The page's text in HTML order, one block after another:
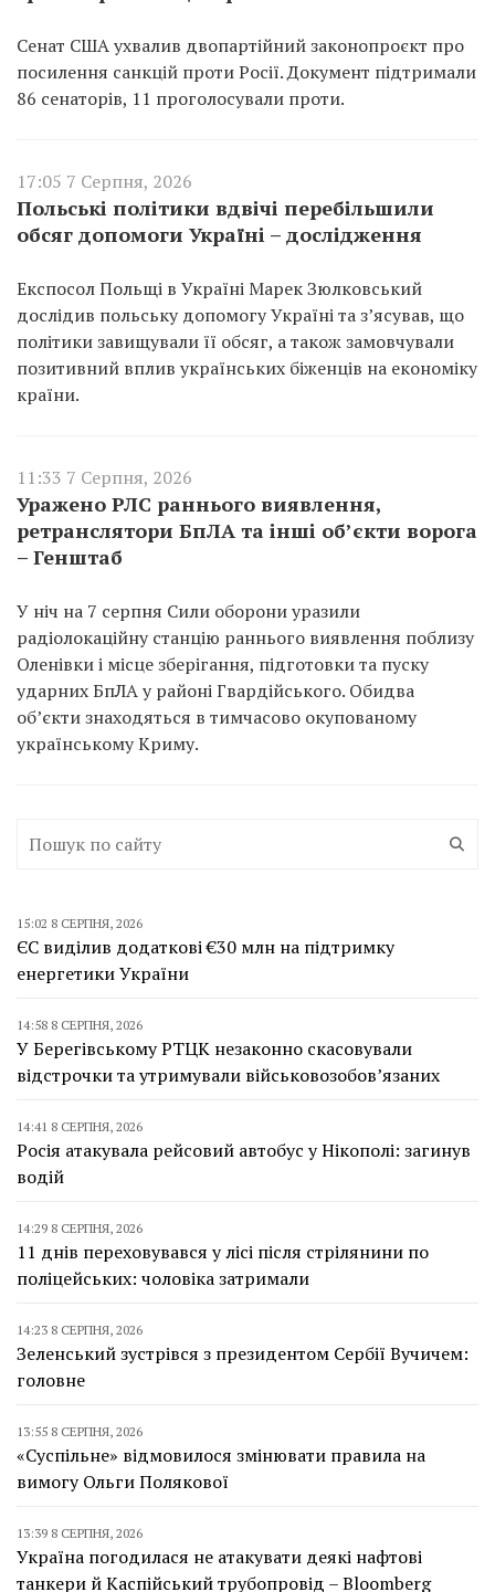
Сенат США ухвалив двопартійний законопроєкт про
посилення санкцій проти Росії. Документ підтримали
86 сенаторів, 11 проголосували проти.
17:05 7 Серпня, 2026
Польські політики вдвічі перебільшили
обсяг допомоги Україні – дослідження
Експосол Польщі в Україні Марек Зюлковський
дослідив польську допомогу Україні та з’ясував, що
політики завищували її обсяг, а також замовчували
позитивний вплив українських біженців на економіку
країни.
11:33 7 Серпня, 2026
Уражено РЛС раннього виявлення,
ретранслятори БпЛА та інші об’єкти ворога
– Генштаб
У ніч на 7 серпня Сили оборони уразили
радіолокаційну станцію раннього виявлення поблизу
Оленівки і місце зберігання, підготовки та пуску
ударних БпЛА у районі Гвардійського. Обидва
об’єкти знаходяться в тимчасово окупованому
українському Криму.
15:02 8 СЕРПНЯ, 2026
ЄС виділив додаткові €30 млн на підтримку
енергетики України
14:58 8 СЕРПНЯ, 2026
У Берегівському РТЦК незаконно скасовували
відстрочки та утримували військовозобов’язаних
14:41 8 СЕРПНЯ, 2026
Росія атакувала рейсовий автобус у Нікополі: загинув
водій
14:29 8 СЕРПНЯ, 2026
11 днів переховувався у лісі після стрілянини по
поліцейських: чоловіка затримали
14:23 8 СЕРПНЯ, 2026
Зеленський зустрівся з президентом Сербії Вучичем:
головне
13:55 8 СЕРПНЯ, 2026
«Суспільне» відмовилося змінювати правила на
вимогу Ольги Полякової
13:39 8 СЕРПНЯ, 2026
Україна погодилася не атакувати деякі нафтові
танкери й Каспійський трубопровід – Bloomberg